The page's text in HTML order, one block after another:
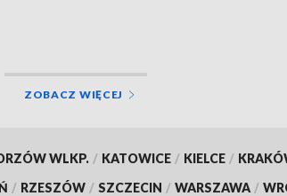
ZOBACZ WIĘCEJ
WLKP. / KATOWICE / KIELCE /
/ RZESZÓW / SZCZECIN / WARSZAWA /